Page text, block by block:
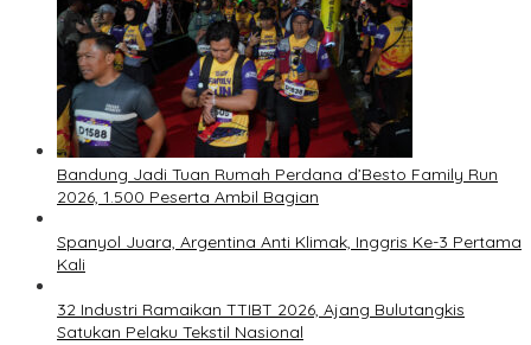
Bandung Jadi Tuan Rumah Perdana d’Besto Family Run
2026, 1.500 Peserta Ambil Bagian
Spanyol Juara, Argentina Anti Klimak, Inggris Ke-3 Pertama
Kali
32 Industri Ramaikan TTIBT 2026, Ajang Bulutangkis
Satukan Pelaku Tekstil Nasional